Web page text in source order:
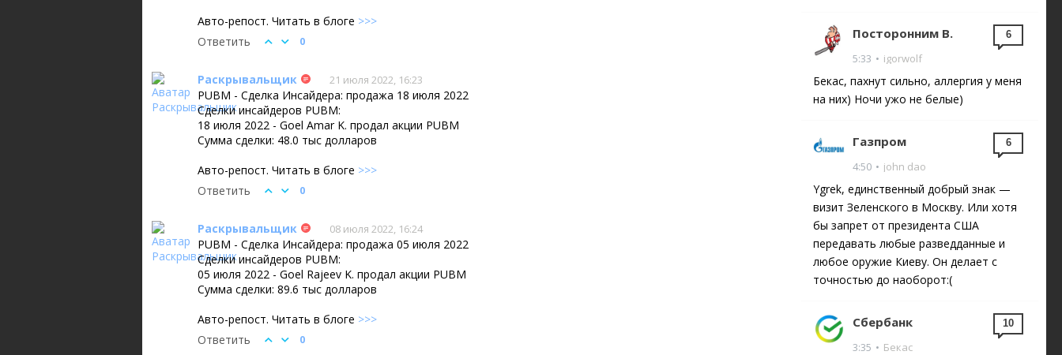
Авто-репост. Читать в блоге >>>
Ответить
0
Раскрывальщик 21 июля 2022, 16:23
PUBM - Сделка Инсайдера: продажа 18 июля 2022
Сделки инсайдеров PUBM:
18 июля 2022 - Goel Amar K. продал акции PUBM
Сумма сделки: 48.0 тыс долларов
Авто-репост. Читать в блоге >>>
Ответить
0
Раскрывальщик 08 июля 2022, 16:24
PUBM - Сделка Инсайдера: продажа 05 июля 2022
Сделки инсайдеров PUBM:
05 июля 2022 - Goel Rajeev K. продал акции PUBM
Сумма сделки: 89.6 тыс долларов
Авто-репост. Читать в блоге >>>
Ответить
0
Посторонним В.
5:33 • igorwolf
Бекас, пахнут сильно, аллергия у меня
на них) Ночи ужо не белые)
6
Газпром
4:50 • john dao
Ygrek, единственный добрый знак —
визит Зеленского в Москву. Или хотя
бы запрет от президента США
передавать любые разведданные и
любое оружие Киеву. Он делает с
точностью до наоборот:(
6
Сбербанк
3:35 • Бекас
10